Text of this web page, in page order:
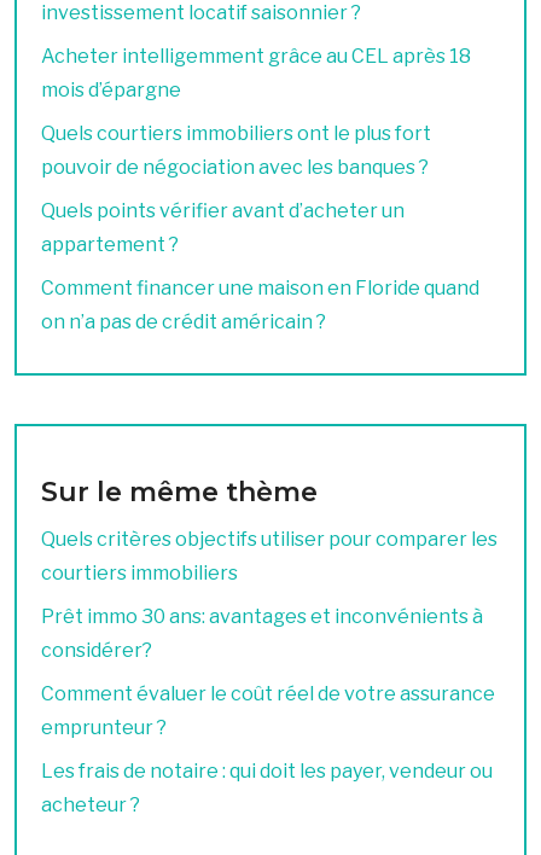
investissement locatif saisonnier ?
Acheter intelligemment grâce au CEL après 18
mois d’épargne
Quels courtiers immobiliers ont le plus fort
pouvoir de négociation avec les banques ?
Quels points vérifier avant d’acheter un
appartement ?
Comment financer une maison en Floride quand
on n’a pas de crédit américain ?
Sur le même thème
Quels critères objectifs utiliser pour comparer les
courtiers immobiliers
Prêt immo 30 ans: avantages et inconvénients à
considérer?
Comment évaluer le coût réel de votre assurance
emprunteur ?
Les frais de notaire : qui doit les payer, vendeur ou
acheteur ?